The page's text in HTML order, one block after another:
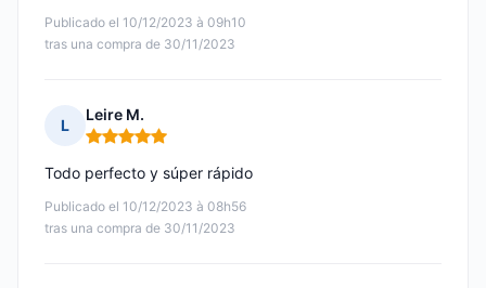
Publicado el 10/12/2023 à 09h10
tras una compra de 30/11/2023
L
Leire M.
Nota: 5 de 5
Publicado el 10/12/2023 à 08h56
tras una compra de 30/11/2023
Todo perfecto y súper rápido